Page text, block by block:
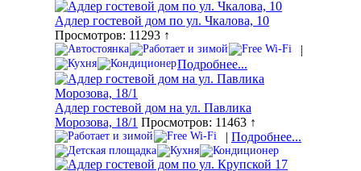
Адлер гостевой дом по ул. Чкалова, 10
Просмотров: 11293 ↑
|
Подробнее...
Адлер гостевой дом на ул. Павлика
Морозова, 18/1 Просмотров: 11463 ↑
| Подробнее...